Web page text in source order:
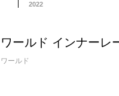
2022
ワールド インナーレ
ワールド